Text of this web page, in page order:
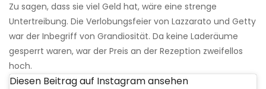
Zu sagen, dass sie viel Geld hat, wäre eine strenge
Untertreibung. Die Verlobungsfeier von Lazzarato und Getty
war der Inbegriff von Grandiosität. Da keine Laderäume
gesperrt waren, war der Preis an der Rezeption zweifellos
hoch.
Diesen Beitrag auf Instagram ansehen